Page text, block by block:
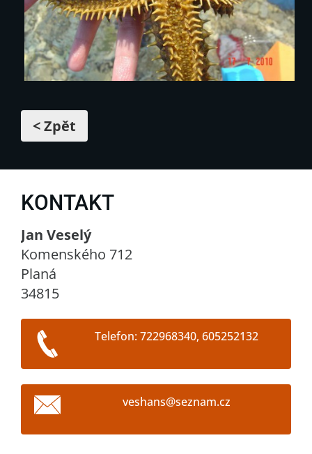
< Zpět
KONTAKT
Jan Veselý
Komenského 712
Planá
34815
Telefon: 722968340, 605252132
veshans@seznam.cz